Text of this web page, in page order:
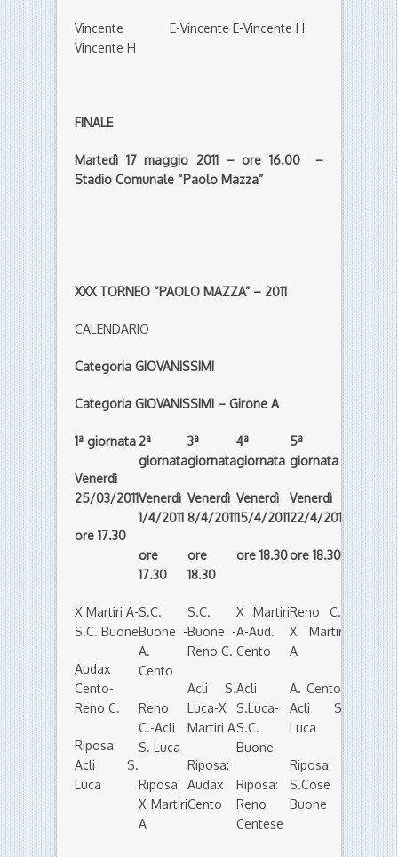
Vincente E-
Vincente H
Vincente E-Vincente H
FINALE
Martedì 17 maggio 2011 – ore 16.00 –
Stadio Comunale “Paolo Mazza”
XXX TORNEO “PAOLO MAZZA” – 2011
CALENDARIO
Categoria GIOVANISSIMI
Categoria GIOVANISSIMI – Girone A
1ª giornata
Venerdì
25/03/2011
ore 17.30
2ª
giornata
Venerdì
1/4/2011
ore
17.30
3ª
giornata
Venerdì
8/4/2011
ore
18.30
4ª
giornata
Venerdì
15/4/2011
ore 18.30
5ª
giornata
Venerdì
22/4/2011
ore 18.30
X Martiri A-
S.C. Buone
Audax
Cento-
Reno C.
Riposa:
Acli S.
Luca
S.C.
Buone -
A.
Cento
Reno
C.-Acli
S. Luca
Riposa:
X Martiri
A
S.C.
Buone -
Reno C.
Acli S.
Luca-X
Martiri A
Riposa:
Audax
Cento
X Martiri
A-Aud.
Cento
Acli
S.Luca-
S.C.
Buone
Riposa:
Reno
Centese
Reno C.-
X Martiri
A
A. Cento-
Acli S.
Luca
Riposa:
S.Cose
Buone